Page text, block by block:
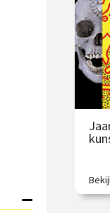
Is dit